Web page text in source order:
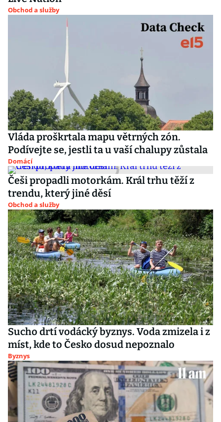
Obchod a služby
Vláda proškrtala mapu větrných zón.
Podívejte se, jestli ta u vaší chalupy zůstala
Domácí
Češi propadli motorkám. Král trhu těží z
trendu, který jiné děsí
Obchod a služby
Sucho drtí vodácký byznys. Voda zmizela i z
míst, kde to Česko dosud nepoznalo
Byznys